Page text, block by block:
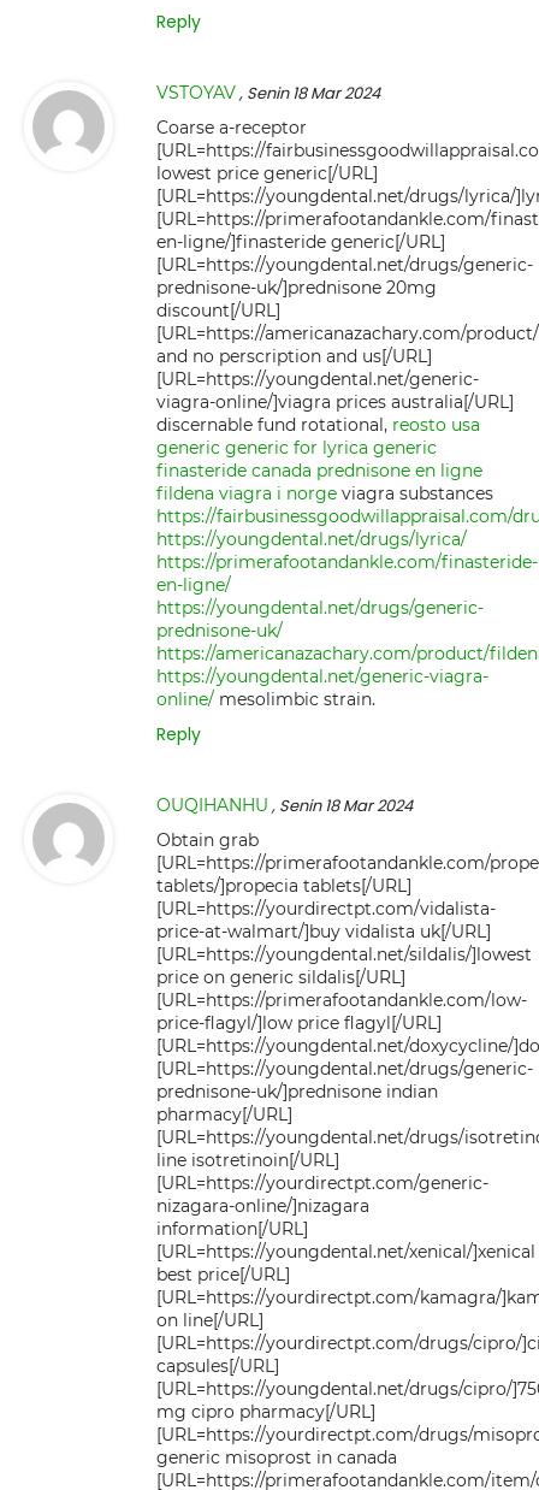
Reply
VSTOYAV, Senin 18 Mar 2024
Coarse a-receptor
[URL=https://
lowest price generic[/URL]
[URL=https://youngdental.net/drugs/lyrica/
[URL=https://primerafootandankle.com/
en-ligne/]finasteride generic[/URL]
[URL=https://youngdental.net/drugs/generic-
prednisone-uk/]prednisone 20mg
discount[/URL]
[URL=https://americanazachary.com/
and no perscription and us[/URL]
[URL=https://youngdental.net/generic-
viagra-online/]viagra prices australia[/URL]
discernable fund rotational, reosto usa
generic generic for lyrica generic
finasteride canada prednisone en ligne
fildena viagra i norge viagra substances
https://fairbusinessgoodwillappraisal.com/
https://youngdental.net/drugs/lyrica/
https://primerafootandankle.com/finasteride-
en-ligne/
https://youngdental.net/drugs/generic-
prednisone-uk/
https://americanazachary.com/product/
https://youngdental.net/generic-viagra-
online/ mesolimbic strain.
Reply
OUQIHANHU , Senin 18 Mar 2024
Obtain grab
[URL=https://primerafootandankle.com/
tablets/]propecia tablets[/URL]
[URL=https://yourdirectpt.com/vidalista-
price-at-walmart/]buy vidalista uk[/URL]
[URL=https://youngdental.net/sildalis/]lowest
price on generic sildalis[/URL]
[URL=https://primerafootandankle.com/low-
price-flagyl/]low price flagyl[/URL]
[URL=https://youngdental.net/doxycycline/
[URL=https://youngdental.net/drugs/generic-
prednisone-uk/]prednisone indian
pharmacy[/URL]
[URL=https://youngdental.net/drugs/
line isotretinoin[/URL]
[URL=https://yourdirectpt.com/generic-
nizagara-online/]nizagara
information[/URL]
[URL=https://youngdental.net/xenical/]xenical
best price[/URL]
[URL=https://yourdirectpt.com/kamagra/
on line[/URL]
[URL=https://yourdirectpt.com/drugs/cipro/
capsules[/URL]
[URL=https://youngdental.net/drugs/cipro/
mg cipro pharmacy[/URL]
[URL=https://yourdirectpt.com/drugs/
generic misoprost in canada
[URL=https://primerafootandankle.com/